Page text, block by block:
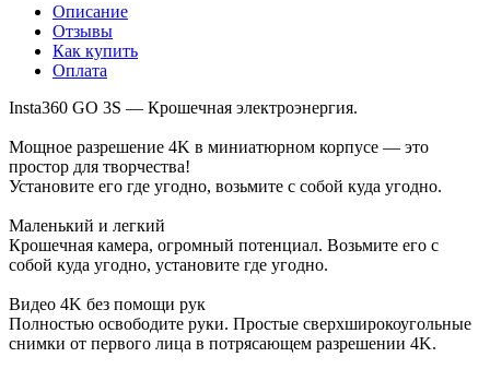
Описание
Отзывы
Как купить
Оплата
Insta360 GO 3S — Крошечная электроэнергия.
Мощное разрешение 4K в миниатюрном корпусе — это
простор для творчества!
Установите его где угодно, возьмите с собой куда угодно.
Маленький и легкий
Крошечная камера, огромный потенциал. Возьмите его с
собой куда угодно, установите где угодно.
Видео 4K без помощи рук
Полностью освободите руки. Простые сверхширокоугольные
снимки от первого лица в потрясающем разрешении 4K.